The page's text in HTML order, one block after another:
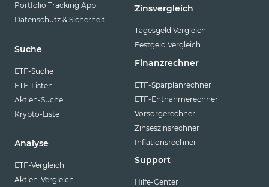
Portfolio Tracking App
Datenschutz & Sicherheit
Suche
ETF-Suche
ETF-Listen
Aktien-Suche
Krypto-Liste
Analyse
ETF-Vergleich
Aktien-Vergleich
Zinsvergleich
Tagesgeld Vergleich
Festgeld Vergleich
Finanzrechner
ETF-Sparplanrechner
ETF-Entnahmerechner
Vorsorgerechner
Zinseszinsrechner
Inflationsrechner
Support
Hilfe-Center